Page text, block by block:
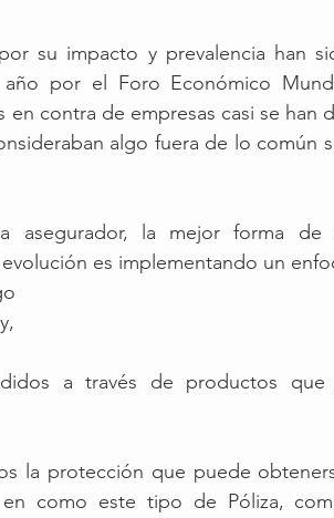
su impacto y prevalencia han
por el Foro Económico
en contra de empresas casi se han
algo fuera de lo común
asegurador, la mejor forma de
es implementando un
a través de productos
la protección que puede
como este tipo de Póliza,